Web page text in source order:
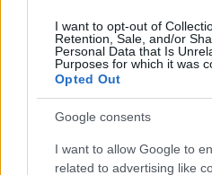
I want to opt-out of
Retention, Sale, and/or
Personal Data that Is
Purposes for which it was
Opted Out
Google consents
I want to allow Google to
related to advertising like